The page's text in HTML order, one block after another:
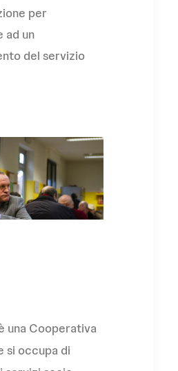
per
ad un
del servizio
una Cooperativa
si occupa di